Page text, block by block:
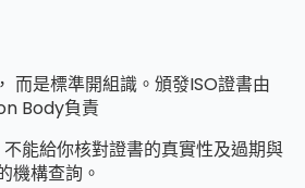
而是標準開組識。頒發ISO證書由
Body負責
能給你核對證書的真實性及過期與
機構查詢。